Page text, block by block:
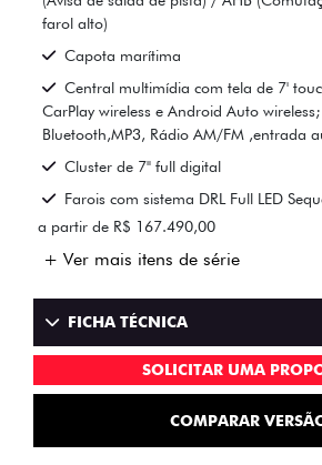
farol alto)
Capota marítima
Central multimídia com tela de 7'
CarPlay wireless e Android Auto
Bluetooth,MP3, Rádio AM/FM ,entrada
Cluster de 7" full digital
Farois com sistema DRL Full LED
a partir de R$ 167.490,00
+ Ver mais itens de série
FICHA TÉCNICA
SOLICITAR UMA
COMPARAR